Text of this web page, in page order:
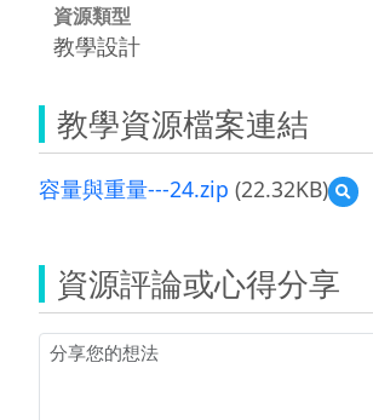
資源類型
教學設計
教學資源檔案連結
容量與重量---24.zip (22.32KB)
預
覽
量-
資源評論或心得分享